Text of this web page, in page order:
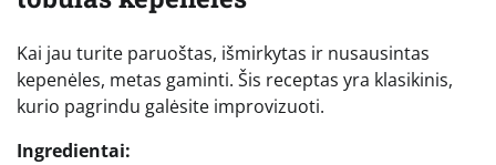
Kai jau turite paruoštas, išmirkytas ir nusausintas
kepenėles, metas gaminti. Šis receptas yra klasikinis,
kurio pagrindu galėsite improvizuoti.
Ingredientai: